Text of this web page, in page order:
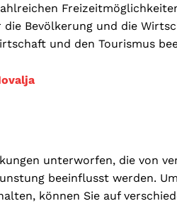
Bevölkerung und die
und den Tourismus
unterworfen, die von
beeinflusst werden.
können Sie auf